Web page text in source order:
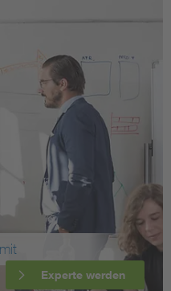
Experte werden